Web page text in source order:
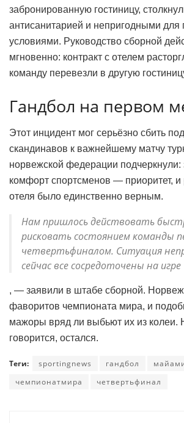
забронированную гостиницу,
антисанитарией и непригодными для
условиями. Руководство сборной
мгновенно: контракт с отелем
команду перевезли в другую
Гандбол на первом
Этот инцидент мог серьёзно сбить
скандинавов к важнейшему матчу
норвежской федерации подчеркнули:
комфорт спортсменов — приоритет,
отеля было единственно верным.
Нам пришлось действовать
рисковать состоянием команды
четвертьфиналом. Ситуация
сейчас все сосредоточены на игре
, — заявили в штабе сборной.
фаворитов чемпионата мира, и
мажоры вряд ли выбьют их из колеи.
говорится, остался.
Теги: sportingnews гандбол
чемпионатмира
четвертьфинал